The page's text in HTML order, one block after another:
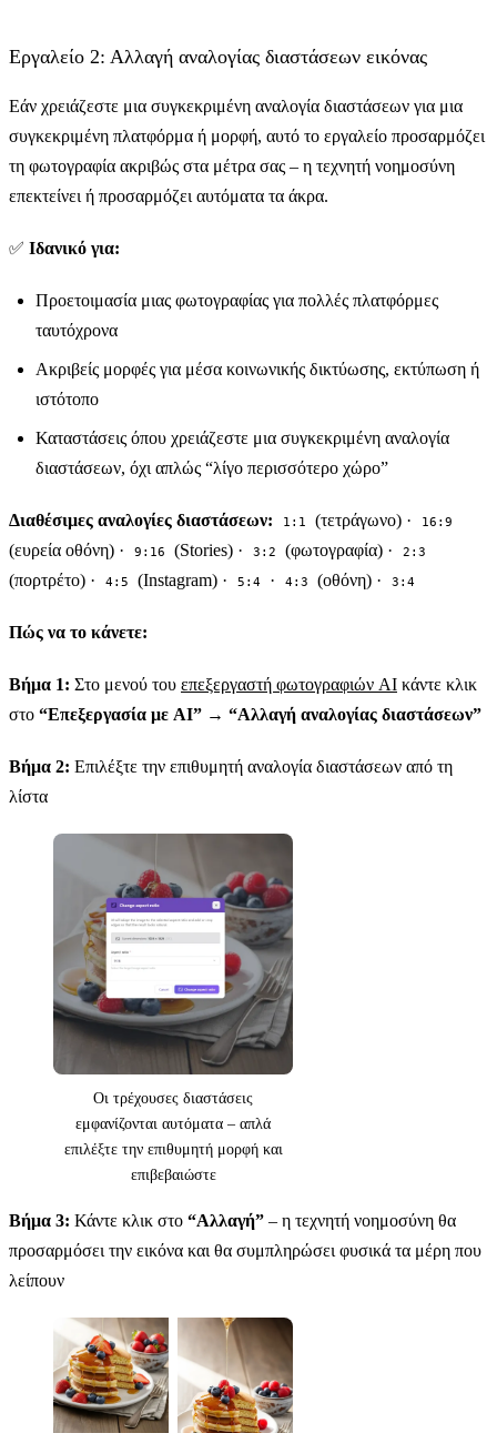
Εργαλείο 2: Αλλαγή αναλογίας διαστάσεων εικόνας
Εάν χρειάζεστε μια συγκεκριμένη αναλογία διαστάσεων για μια
συγκεκριμένη πλατφόρμα ή μορφή, αυτό το εργαλείο προσαρμόζει
τη φωτογραφία ακριβώς στα μέτρα σας – η τεχνητή νοημοσύνη
επεκτείνει ή προσαρμόζει αυτόματα τα άκρα.
✅ Ιδανικό για:
Προετοιμασία μιας φωτογραφίας για πολλές πλατφόρμες
ταυτόχρονα
Ακριβείς μορφές για μέσα κοινωνικής δικτύωσης, εκτύπωση ή
ιστότοπο
Καταστάσεις όπου χρειάζεστε μια συγκεκριμένη αναλογία
διαστάσεων, όχι απλώς “λίγο περισσότερο χώρο”
Διαθέσιμες αναλογίες διαστάσεων: 1:1 (τετράγωνο) · 16:9
(ευρεία οθόνη) · 9:16 (Stories) · 3:2 (φωτογραφία) · 2:3
(πορτρέτο) · 4:5 (Instagram) · 5:4 · 4:3 (οθόνη) · 3:4
Πώς να το κάνετε:
Βήμα 1: Στο μενού του επεξεργαστή φωτογραφιών AI κάντε κλικ
στο “Επεξεργασία με AI” → “Αλλαγή αναλογίας διαστάσεων”
Βήμα 2: Επιλέξτε την επιθυμητή αναλογία διαστάσεων από τη
λίστα
Οι τρέχουσες διαστάσεις
εμφανίζονται αυτόματα – απλά
επιλέξτε την επιθυμητή μορφή και
επιβεβαιώστε
Βήμα 3: Κάντε κλικ στο “Αλλαγή” – η τεχνητή νοημοσύνη θα
προσαρμόσει την εικόνα και θα συμπληρώσει φυσικά τα μέρη που
λείπουν